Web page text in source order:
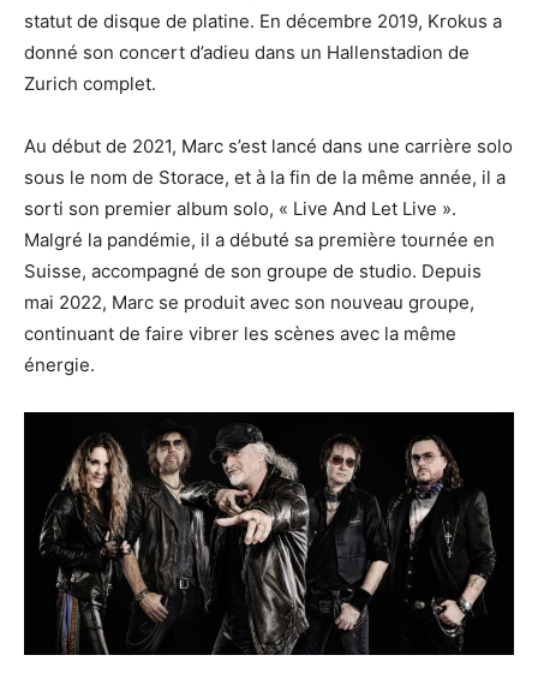
statut de disque de platine. En décembre 2019, Krokus a
donné son concert d’adieu dans un Hallenstadion de
Zurich complet.
Au début de 2021, Marc s’est lancé dans une carrière solo
sous le nom de Storace, et à la fin de la même année, il a
sorti son premier album solo, « Live And Let Live ».
Malgré la pandémie, il a débuté sa première tournée en
Suisse, accompagné de son groupe de studio. Depuis
mai 2022, Marc se produit avec son nouveau groupe,
continuant de faire vibrer les scènes avec la même
énergie.